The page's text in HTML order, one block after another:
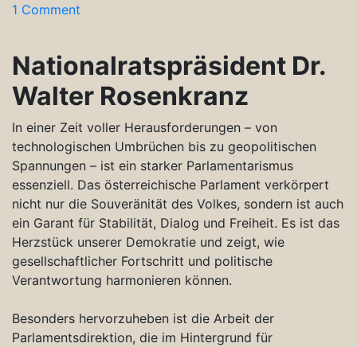
1 Comment
Nationalratspräsident Dr.
Walter Rosenkranz
In einer Zeit voller Herausforderungen – von
technologischen Umbrüchen bis zu geopolitischen
Spannungen – ist ein starker Parlamentarismus
essenziell. Das österreichische Parlament verkörpert
nicht nur die Souveränität des Volkes, sondern ist auch
ein Garant für Stabilität, Dialog und Freiheit. Es ist das
Herzstück unserer Demokratie und zeigt, wie
gesellschaftlicher Fortschritt und politische
Verantwortung harmonieren können.
Besonders hervorzuheben ist die Arbeit der
Parlamentsdirektion, die im Hintergrund für